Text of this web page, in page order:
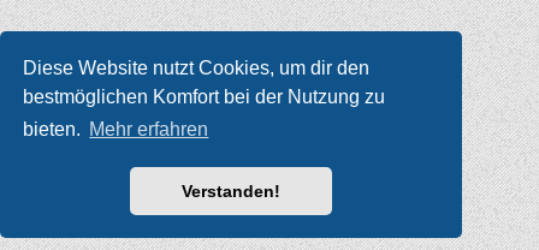
Diese Website nutzt Cookies, um dir den
bestmöglichen Komfort bei der Nutzung zu
bieten. Mehr erfahren
Verstanden!